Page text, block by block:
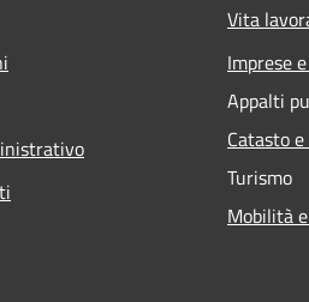
Vita
Imprese
Appalti
Catasto
Turismo
Mobilità